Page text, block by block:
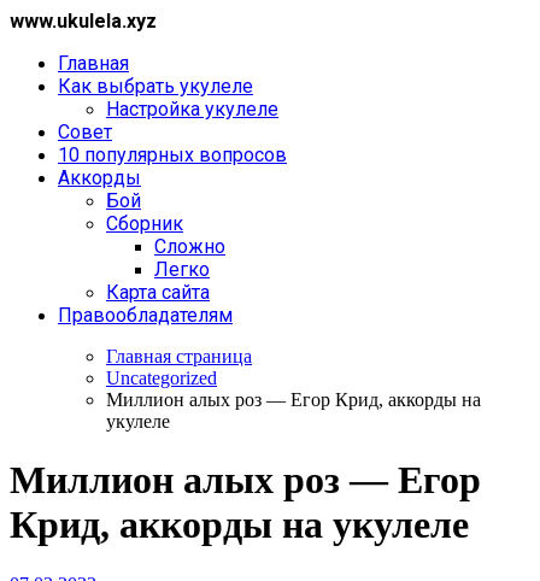
www.ukulela.xyz
Главная
Как выбрать укулеле
Настройка укулеле
Совет
10 популярных вопросов
Аккорды
Бой
Сборник
Сложно
Легко
Карта сайта
Правообладателям
Главная страница
Uncategorized
Миллион алых роз — Егор Крид, аккорды на
укулеле
Миллион алых роз — Егор
Крид, аккорды на укулеле